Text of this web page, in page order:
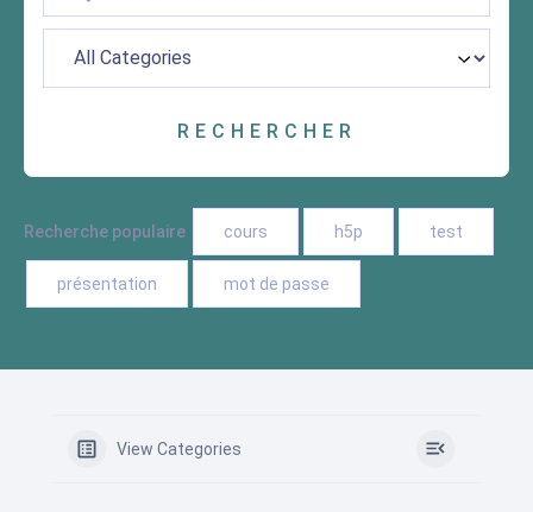
Recherche populaire cours h5p test
présentation mot de passe
View Categories